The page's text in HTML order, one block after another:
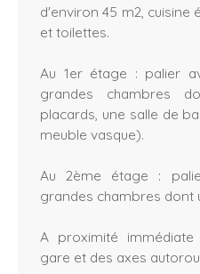
d'environ 45 m2, cuisine
et toilettes.
Au 1er étage : palier
grandes chambres
placards, une salle de
meuble vasque).
Au 2ème étage :
grandes chambres dont
A proximité
gare et des axes